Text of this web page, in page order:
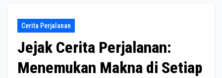
Cerita Perjalanan
Jejak Cerita Perjalanan:
Menemukan Makna di Setiap